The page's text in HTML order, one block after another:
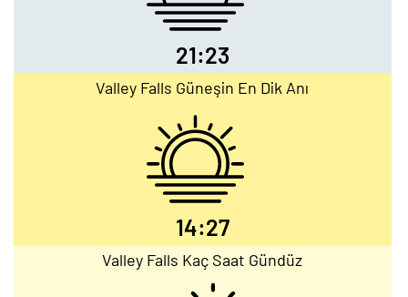
21:23
Valley Falls Güneşin En Dik Anı
14:27
Valley Falls Kaç Saat Gündüz